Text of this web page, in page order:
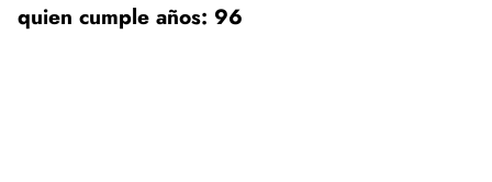
quien cumple años: 96